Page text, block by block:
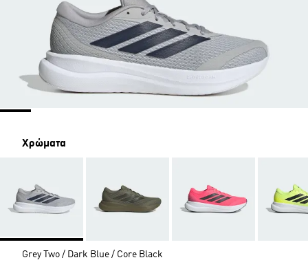
Χρώματα
Grey Two / Dark Blue / Core Black